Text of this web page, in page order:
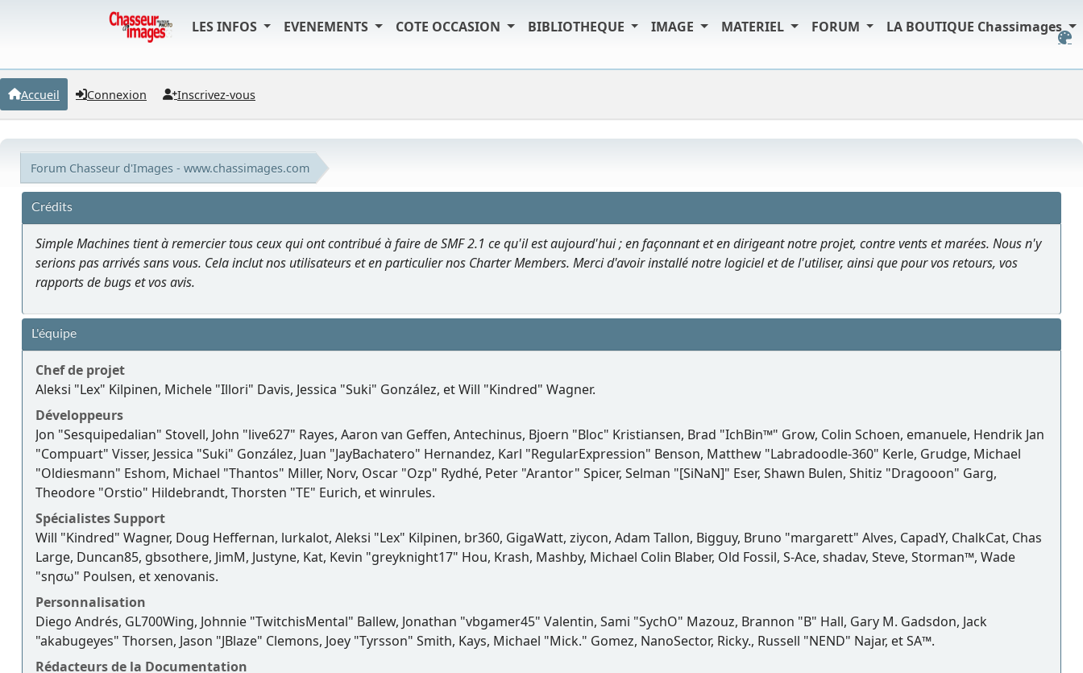
LES INFOS EVENEMENTS COTE OCCASION BIBLIOTHEQUE IMAGE MATERIEL FORUM LA BOUTIQUE Chassimages
Accueil Connexion Inscrivez-vous
Forum Chasseur d'Images - www.chassimages.com
Crédits
Simple Machines tient à remercier tous ceux qui ont contribué à faire de SMF 2.1 ce qu'il est aujourd'hui ; en façonnant et en dirigeant notre projet, contre vents et marées. Nous n'y
serions pas arrivés sans vous. Cela inclut nos utilisateurs et en particulier nos Charter Members. Merci d'avoir installé notre logiciel et de l'utiliser, ainsi que pour vos retours, vos
rapports de bugs et vos avis.
L'équipe
Chef de projet
Aleksi "Lex" Kilpinen, Michele "Illori" Davis, Jessica "Suki" González, et Will "Kindred" Wagner.
Développeurs
Jon "Sesquipedalian" Stovell, John "live627" Rayes, Aaron van Geffen, Antechinus, Bjoern "Bloc" Kristiansen, Brad "IchBin™" Grow, Colin Schoen, emanuele, Hendrik Jan
"Compuart" Visser, Jessica "Suki" González, Juan "JayBachatero" Hernandez, Karl "RegularExpression" Benson, Matthew "Labradoodle-360" Kerle, Grudge, Michael
"Oldiesmann" Eshom, Michael "Thantos" Miller, Norv, Oscar "Ozp" Rydhé, Peter "Arantor" Spicer, Selman "[SiNaN]" Eser, Shawn Bulen, Shitiz "Dragooon" Garg,
Theodore "Orstio" Hildebrandt, Thorsten "TE" Eurich, et winrules.
Spécialistes Support
Will "Kindred" Wagner, Doug Heffernan, lurkalot, Aleksi "Lex" Kilpinen, br360, GigaWatt, ziycon, Adam Tallon, Bigguy, Bruno "margarett" Alves, CapadY, ChalkCat, Chas
Large, Duncan85, gbsothere, JimM, Justyne, Kat, Kevin "greyknight17" Hou, Krash, Mashby, Michael Colin Blaber, Old Fossil, S-Ace, shadav, Steve, Storman™, Wade
"sησω" Poulsen, et xenovanis.
Personnalisation
Diego Andrés, GL700Wing, Johnnie "TwitchisMental" Ballew, Jonathan "vbgamer45" Valentin, Sami "SychO" Mazouz, Brannon "B" Hall, Gary M. Gadsdon, Jack
"akabugeyes" Thorsen, Jason "JBlaze" Clemons, Joey "Tyrsson" Smith, Kays, Michael "Mick." Gomez, NanoSector, Ricky., Russell "NEND" Najar, et SA™.
Rédacteurs de la Documentation